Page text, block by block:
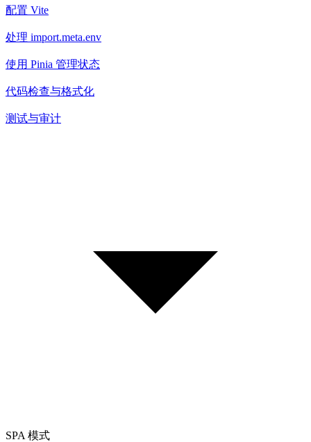
配置 Vite
处理 import.meta.env
使用 Pinia 管理状态
代码检查与格式化
测试与审计
SPA 模式